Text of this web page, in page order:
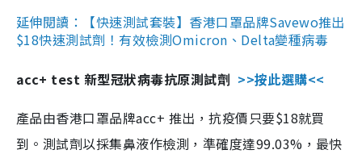
延伸閱讀：【快速測試套裝】香港口罩品牌Savewo推出
$18快速測試劑！有效檢測Omicron、Delta變種病毒
acc+ test 新型冠狀病毒抗原測試劑 >>按此選購<<
產品由香港口罩品牌acc+ 推出，抗疫價只要$18就買
到。測試劑以採集鼻液作檢測，準確度達99.03%，最快